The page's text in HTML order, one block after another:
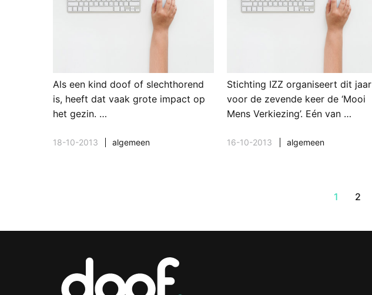
Als een kind doof of slechthorend
is, heeft dat vaak grote impact op
het gezin. …
18-10-2013 algemeen
Stichting IZZ organiseert dit jaar
voor de zevende keer de ‘Mooi
Mens Verkiezing’. Eén van …
16-10-2013 algemeen
1 2